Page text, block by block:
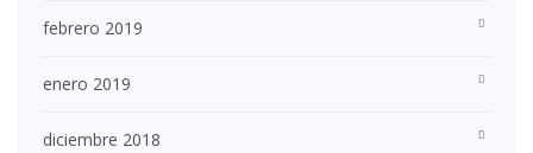
febrero 2019
enero 2019
diciembre 2018